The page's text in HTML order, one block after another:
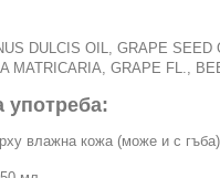
DULCIS OIL, GRAPE
MATRICARIA, GRAPE FL.,
употреба:
влажна кожа (може и с